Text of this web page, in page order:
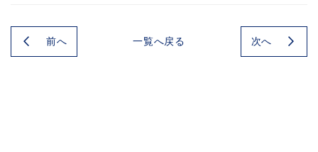
前へ 一覧へ戻る 次へ